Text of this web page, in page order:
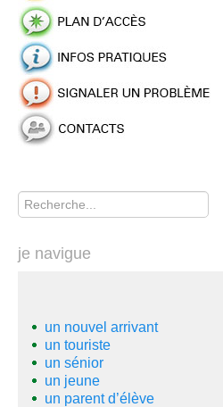
Rechercher
je navigue
un nouvel arrivant
un touriste
un sénior
un jeune
un parent d’élève